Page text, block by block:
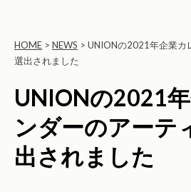
HOME > NEWS > UNIONの2021年企業カ
選出されました
UNIONの2021
ンダーのアーテ
出されました